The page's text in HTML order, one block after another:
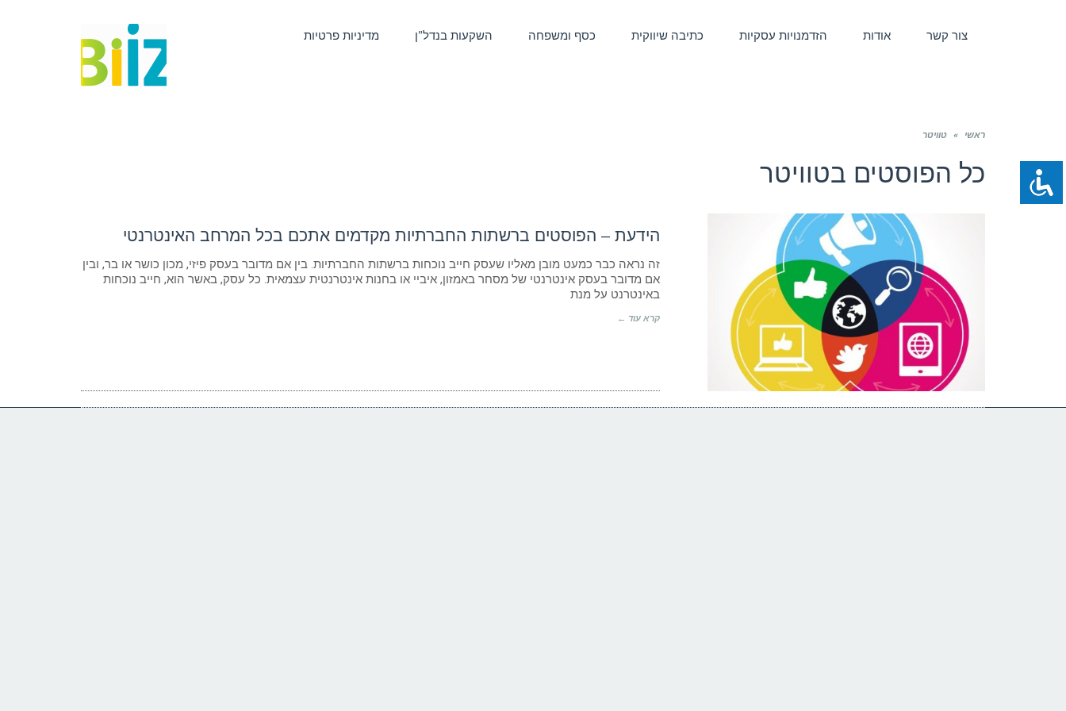
צור קשר אודות הזדמנויות עסקיות כתיבה שיווקית כסף ומשפחה השקעות בנדל”ן מדיניות פרטיות
ראשי » טוויטר
כל הפוסטים בטוויטר
הידעת – הפוסטים ברשתות החברתיות מקדמים אתכם בכל המרחב האינטרנטי
זה נראה כבר כמעט מובן מאליו שעסק חייב נוכחות ברשתות החברתיות. בין אם מדובר בעסק פיזי, מכון כושר או בר, ובין
אם מדובר בעסק אינטרנטי של מסחר באמזון, איביי או בחנות אינטרנטית עצמאית. כל עסק, באשר הוא, חייב נוכחות
באינטרנט על מנת
קרא עוד ←